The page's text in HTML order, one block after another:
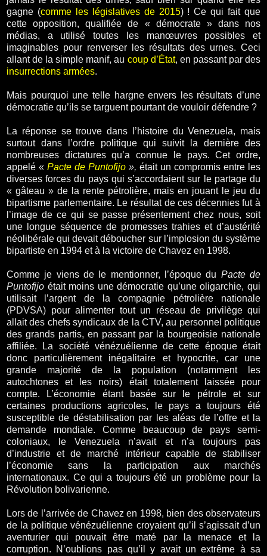
gagne (comme les législatives de 2015) ! Ce qui fait que
cette opposition, qualifiée de « démocrate » dans nos
médias, a utilisé toutes les manœuvres possibles et
imaginables pour renverser les résultats des urnes. Ceci
allant de la simple manif, au coup d’État, en passant par des
insurrections armées.
Mais pourquoi une telle hargne envers les résultats d’une
démocratie qu’ils se targuent pourtant de vouloir défendre ?
La réponse se trouve dans l’histoire du Venezuela, mais
surtout dans l’ordre politique qui suivit la dernière des
nombreuses dictatures qu’a connue le pays. Cet ordre,
appelé « Pacte de Puntofijo », était un compromis entre les
diverses forces du pays qui s’accordaient sur le partage du
« gâteau » de la rente pétrolière, mais en jouant le jeu du
bipartisme parlementaire. Le résultat de ces décennies fut à
l’image de ce qui se passe présentement chez nous, soit
une longue séquence de promesses trahies et d’austérité
néolibérale qui devait déboucher sur l’implosion du système
bipartiste en 1994 et à la victoire de Chavez en 1998.
Comme je viens de le mentionner, l’époque du Pacte de
Puntofijo était moins une démocratie qu’une oligarchie, qui
utilisait l’argent de la compagnie pétrolière nationale
(PDVSA) pour alimenter tout un réseau de privilège qui
allait des chefs syndicaux de la CTV, au personnel politique
des grands partis, en passant par la bourgeoisie nationale
affiliée. La société vénézuélienne de cette époque était
donc particulièrement inégalitaire et hypocrite, car une
grande majorité de la population (notamment les
autochtones et les noirs) était totalement laissée pour
compte. L’économie étant basée sur le pétrole et sur
certaines productions agricoles, le pays a toujours été
susceptible de déstabilisation par les aléas de l’offre et la
demande mondiale. Comme beaucoup de pays semi-
coloniaux, le Venezuela n’avait et n’a toujours pas
d’industrie et de marché intérieur capable de stabiliser
l’économie sans la participation aux marchés
internationaux. Ce qui a toujours été un problème pour la
Révolution bolivarienne.
Lors de l’arrivée de Chavez en 1998, bien des observateurs
de la politique vénézuélienne croyaient qu’il s’agissait d’un
aventurier qui pouvait être maté par la menace et la
corruption. N’oublions pas qu’il y avait un extrême à sa